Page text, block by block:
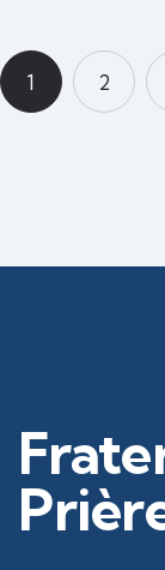
1 2 >